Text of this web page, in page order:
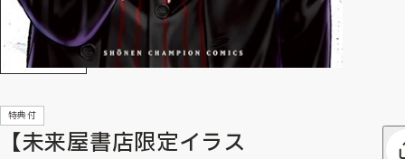
特典付
【未来屋書店限定イラス